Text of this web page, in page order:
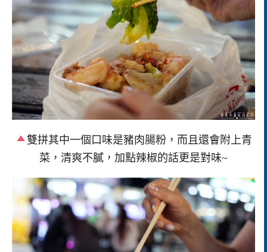
雙拼其中一個口味是豬肉腸粉，而且還會附上青
菜，清爽不膩，加點辣椒的話更是對味~